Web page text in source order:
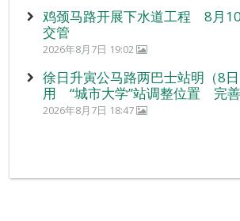
鸡颈马路开展下水道工程 8月
交管
2026年8月7日 19:02
徐日升寅公马路两巴士站明（8
用 “城市大学”站调整位置 完
2026年8月7日 18:47